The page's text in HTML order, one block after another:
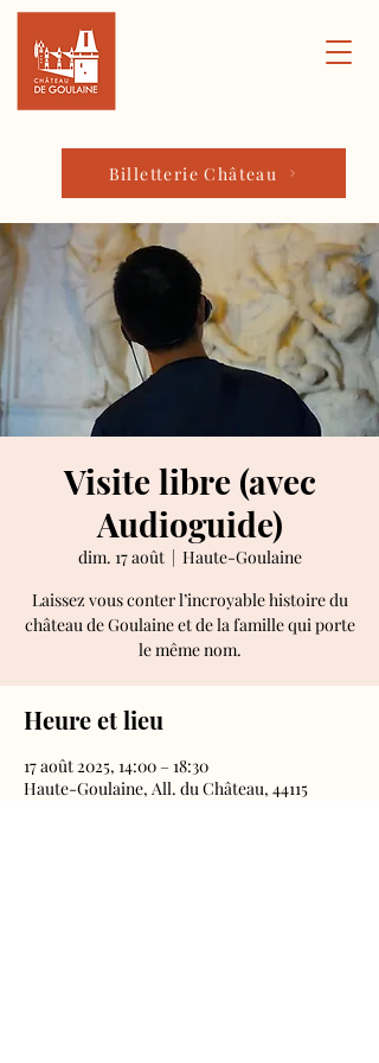
Billetterie Château
Visite libre (avec
Audioguide)
dim. 17 août
  |
Haute-Goulaine
Laissez vous conter l’incroyable histoire du
château de Goulaine et de la famille qui porte
le même nom.
Heure et lieu
17 août 2025, 14:00 – 18:30
Haute-Goulaine, All. du Château, 44115